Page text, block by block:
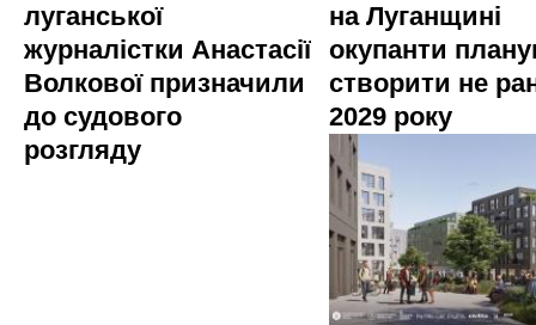
луганської
журналістки Анастасії
Волкової призначили
до судового
розгляду
на Луганщині
окупанти
створити не
2029 року